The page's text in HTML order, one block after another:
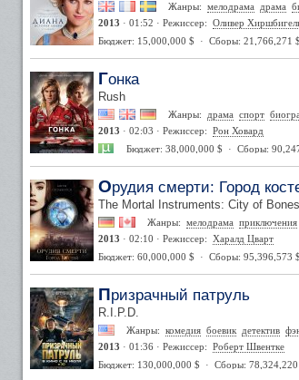
Жанры: мелодрама драма
2013 · 01:52 · Режиссер: Оливер
Бюджет: 15,000,000 $ · Сборы: 21,766,271 $
Гонка
Rush
Жанры: драма спорт
2013 · 02:03 · Режиссер: Рон Ховард
Бюджет: 38,000,000 $ · Сборы:
Орудия смерти: Город
The Mortal Instruments: City of Bones
Жанры: мелодрама приключения
2013 · 02:10 · Режиссер: Харалд Цварт
Бюджет: 60,000,000 $ · Сборы: 95,396,573 $
Призрачный патруль
R.I.P.D.
Жанры: комедия боевик детектив
2013 · 01:36 · Режиссер: Роберт Швентке
Бюджет: 130,000,000 $ · Сборы: 78,324,220